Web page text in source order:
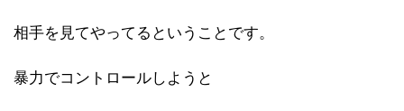
相手を見てやってるということです。
暴力でコントロールしようと